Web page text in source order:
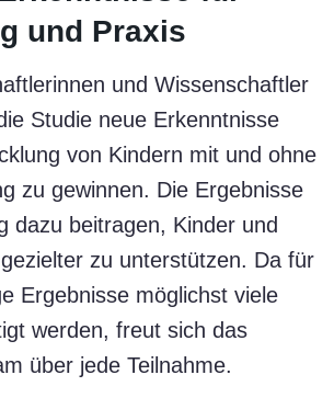
und Praxis
und Wissenschaftler
Studie neue Erkenntnisse
von Kindern mit und ohne
zu gewinnen. Die Ergebnisse
dazu beitragen, Kinder und
zu unterstützen. Da für
Ergebnisse möglichst viele
werden, freut sich das
über jede Teilnahme.